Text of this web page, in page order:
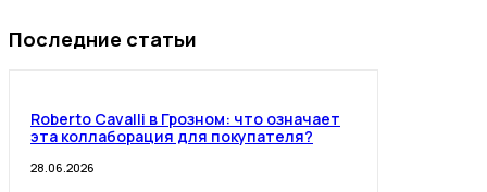
Последние статьи
Roberto Cavalli в Грозном: что означает
эта коллаборация для покупателя?
28.06.2026